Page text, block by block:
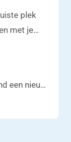
plek
met je
van
Er start ongeveer 1x per maand een nieuwe pupgroep.